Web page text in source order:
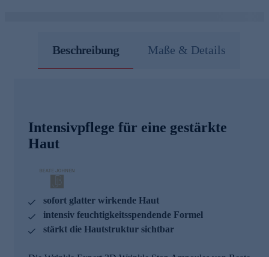
Beschreibung Maße & Details
Intensivpflege für eine gestärkte
Haut
sofort glatter wirkende Haut
intensiv feuchtigkeitsspendende Formel
stärkt die Hautstruktur sichtbar